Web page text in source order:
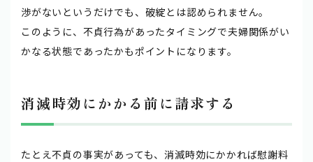
渉がないというだけでも、破綻とは認められません。
このように、不貞行為があったタイミングで夫婦関係がい
かなる状態であったかもポイントになります。
消滅時効にかかる前に請求する
たとえ不貞の事実があっても、消滅時効にかかれば慰謝料